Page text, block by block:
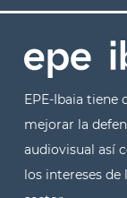
EPE-Ibaia
mejorar la
audiovisual así
los intereses de